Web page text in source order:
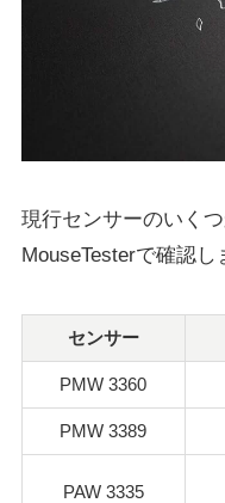
現行センサーのいく
MouseTesterで確認し
センサー
PMW 3360
PMW 3389
PAW 3335